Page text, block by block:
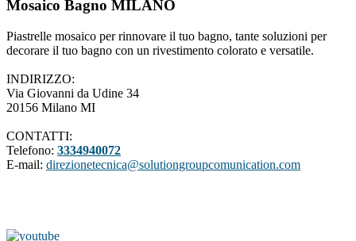
Mosaico Bagno MILANO
Piastrelle mosaico per rinnovare il tuo bagno, tante soluzioni per
decorare il tuo bagno con un rivestimento colorato e versatile.
INDIRIZZO:
Via Giovanni da Udine 34
20156 Milano MI
CONTATTI:
Telefono: 3334940072
E-mail: direzionetecnica@solutiongroupcomunication.com